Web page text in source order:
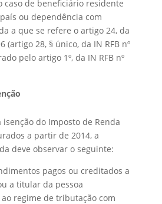
caso de beneficiário residente
ou dependência com
a que se refere o artigo 24, da
(artigo 28, § único, da IN RFB nº
pelo artigo 1º, da IN RFB nº
isenção do Imposto de Renda
a partir de 2014, a
deve observar o seguinte:
pagos ou creditados a
a titular da pessoa
regime de tributação com